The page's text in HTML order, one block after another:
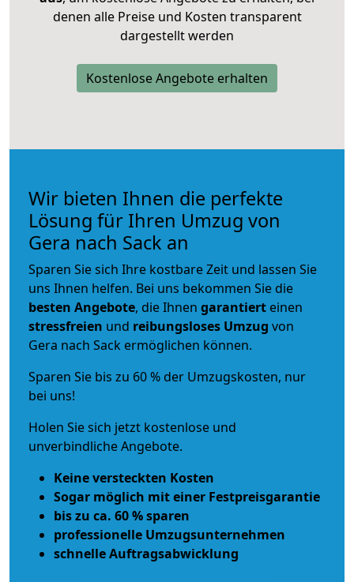
denen alle Preise und Kosten transparent
dargestellt werden
Kostenlose Angebote erhalten
Wir bieten Ihnen die perfekte
Lösung für Ihren Umzug von
Gera nach Sack an
Sparen Sie sich Ihre kostbare Zeit und lassen Sie
uns Ihnen helfen. Bei uns bekommen Sie die
besten Angebote, die Ihnen garantiert einen
stressfreien und reibungsloses Umzug von
Gera nach Sack ermöglichen können.
Sparen Sie bis zu 60 % der Umzugskosten, nur
bei uns!
Holen Sie sich jetzt kostenlose und
unverbindliche Angebote.
Keine versteckten Kosten
Sogar möglich mit einer Festpreisgarantie
bis zu ca. 60 % sparen
professionelle Umzugsunternehmen
schnelle Auftragsabwicklung